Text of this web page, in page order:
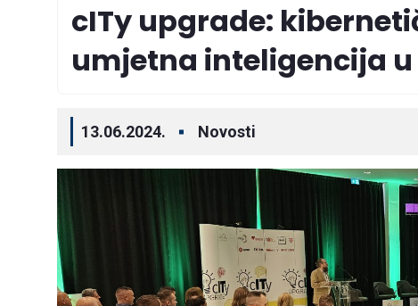
cITy upgrade:
umjetna inteligencija
13.06.2024. Novosti